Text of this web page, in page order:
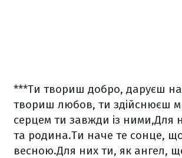
***Ти твориш добро, даруєш
твориш любов, ти здійснюєш
серцем ти завжди із ними,Для
та родина.Ти наче те сонце, що
весною.Для них ти, як ангел,